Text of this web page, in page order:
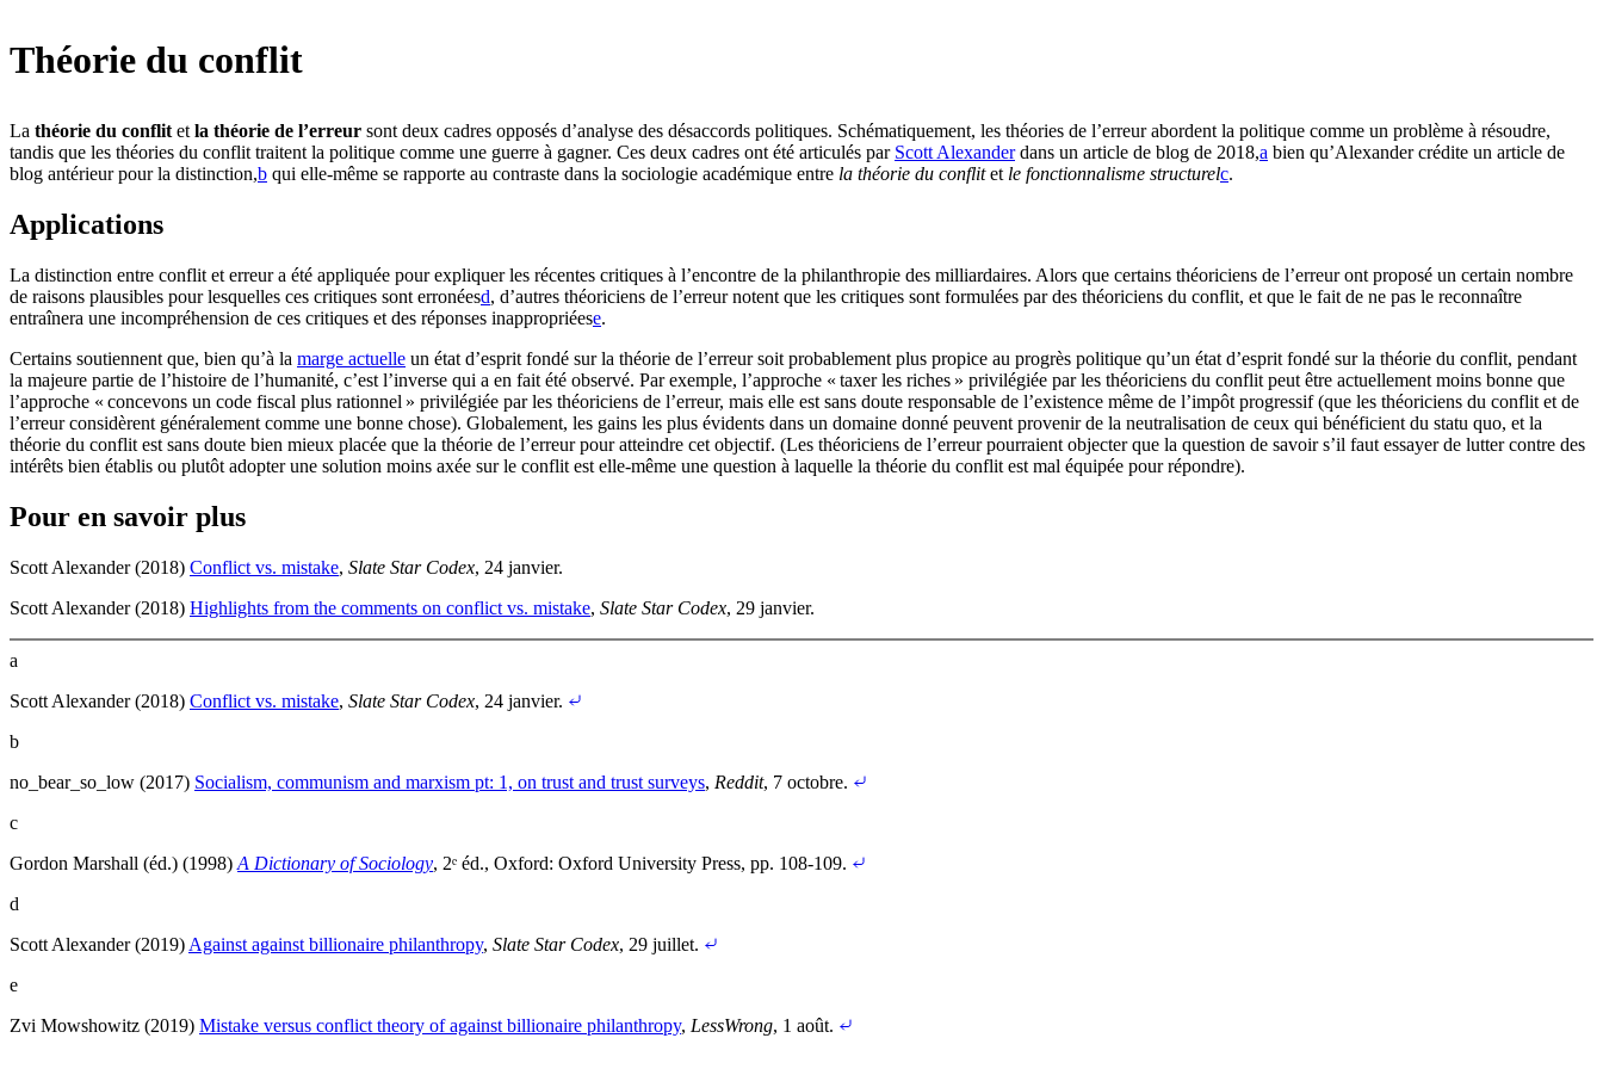
Théorie du conflit
La théorie du conflit et la théorie de l’erreur sont deux cadres opposés d’analyse des désaccords politiques. Schématiquement, les théories de l’erreur abordent la politique comme un problème à résoudre,
tandis que les théories du conflit traitent la politique comme une guerre à gagner. Ces deux cadres ont été articulés par Scott Alexanderdans un article de blog de 2018,⁠a bien qu’Alexander crédite un article de
blog antérieur pour la distinction,⁠b qui elle-même se rapporte au contraste dans la sociologie académique entre la théorie du conflitet le fonctionnalisme structurelc.
Applications
La distinction entre conflit et erreur a été appliquée pour expliquer les récentes critiques à l’encontre de la philanthropie des milliardaires. Alors que certains théoriciens de l’erreur ont proposé un certain nombre
de raisons plausibles pour lesquelles ces critiques sont erronées⁠d, d’autres théoriciens de l’erreur notent que les critiques sont formulées par des théoriciens du conflit, et que le fait de ne pas le reconnaître
entraînera une incompréhension de ces critiques et des réponses inappropriées⁠e.
Certains soutiennent que, bien qu’à la marge actuelle un état d’esprit fondé sur la théorie de l’erreur soit probablement plus propice au progrès politique qu’un état d’esprit fondé sur la théorie du conflit, pendant
la majeure partie de l’histoire de l’humanité, c’est l’inverse qui a en fait été observé. Par exemple, l’approche « taxer les riches » privilégiée par les théoriciens du conflit peut être actuellement moins bonne que
l’approche « concevons un code fiscal plus rationnel » privilégiée par les théoriciens de l’erreur, mais elle est sans doute responsable de l’existence même de l’impôt progressif (que les théoriciens du conflit et de
l’erreur considèrent généralement comme une bonne chose). Globalement, les gains les plus évidents dans un domaine donné peuvent provenir de la neutralisation de ceux qui bénéficient du statu quo, et la
théorie du conflit est sans doute bien mieux placée que la théorie de l’erreur pour atteindre cet objectif. (Les théoriciens de l’erreur pourraient objecter que la question de savoir s’il faut essayer de lutter contre des
intérêts bien établis ou plutôt adopter une solution moins axée sur le conflit est elle-même une question à laquelle la théorie du conflit est mal équipée pour répondre).
Pour en savoir plus
Scott Alexander (2018) Conflict vs. mistake, Slate Star Codex, 24 janvier.
Scott Alexander (2018) Highlights from the comments on conflict vs. mistake, Slate Star Codex, 29 janvier.
a
Scott Alexander (2018) Conflict vs. mistake, Slate Star Codex, 24 janvier.
b
no_bear_so_low (2017) Socialism, communism and marxism pt: 1, on trust and trust surveys, Reddit, 7 octobre.
c
Gordon Marshall (éd.) (1998) A Dictionary of Sociology, 2ᵉ éd., Oxford: Oxford University Press, pp. 108-109.
d
Scott Alexander (2019) Against against billionaire philanthropy, Slate Star Codex, 29 juillet.
e
Zvi Mowshowitz (2019) Mistake versus conflict theory of against billionaire philanthropy, LessWrong, 1 août.